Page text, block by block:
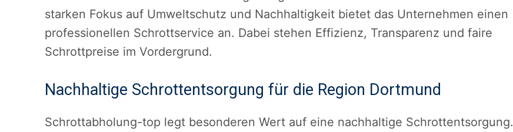
starken Fokus auf Umweltschutz und Nachhaltigkeit bietet das Unternehmen einen
professionellen Schrottservice an. Dabei stehen Effizienz, Transparenz und faire
Schrottpreise im Vordergrund.
Nachhaltige Schrottentsorgung für die Region Dortmund
Schrottabholung-top legt besonderen Wert auf eine nachhaltige Schrottentsorgung.